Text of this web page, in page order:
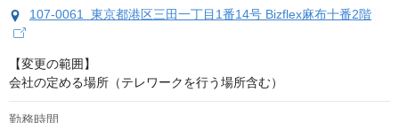
107-0061 東京都港区三田一丁目1番14号 Bizflex麻布十番2階
【変更の範囲】
会社の定める場所（テレワークを行う場所含む）
勤務時間